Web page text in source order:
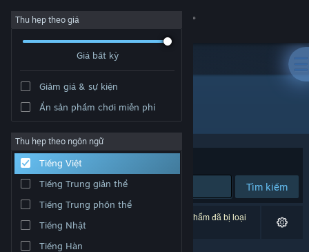
Đăng nhập
Cộng đồng
Thông tin
Hỗ trợ
Thay đổi ngôn ngữ
Cài ứng dụng Steam di động
Thu hẹp theo giá
Giá bất kỳ
Giảm giá & sự kiện
Ẩn sản phẩm chơi miễn phí
Thu hẹp theo ngôn ngữ
Tiếng Việt
Tiếng Trung giản thể
Tiếng Trung phồn thể
Tiếng Nhật
Tiếng Hàn
Nhà phát triển: aarthificial
Xếp theo Độ liên quan
Tìm kiếm
0 kết quả phù hợp tìm kiếm của bạn. 2 tựa sản phẩm đã bị loại
trừ dựa trên tùy chỉnh của bạn.